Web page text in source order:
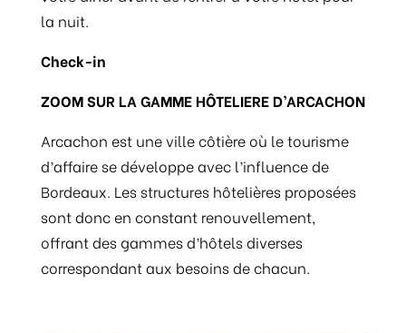
la nuit.
Check-in
ZOOM SUR LA GAMME HÔTELIERE D’ARCACHON
Arcachon est une ville côtière où le tourisme
d’affaire se développe avec l’influence de
Bordeaux. Les structures hôtelières proposées
sont donc en constant renouvellement,
offrant des gammes d’hôtels diverses
correspondant aux besoins de chacun.